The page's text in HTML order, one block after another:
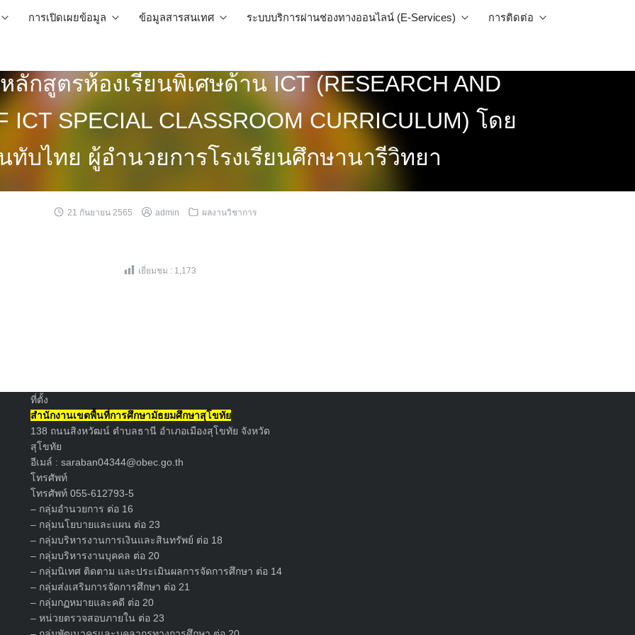
การเปิดเผยข้อมูล ข้อมูลสารสนเทศ ระบบบริการผ่านช่องทางออนไลน์ (E-Services) การติดต่อ
กสูตรห้องเรียนพิเศษด้าน ICT (RESEARCH AND
ICT SPECIAL CLASSROOM CURRICULUM) โดย
บไทย ผู้อำนวยการโรงเรียนศึกษานารีวิทยา
21 กันยายน 2565 admin ผลงานวิชาการ
เยี่ยมชม : 1,173
ที่ตั้ง
สำนักงานเขตพื้นที่การศึกษามัธยมศึกษาสุโขทัย
138 ถนนสิงหวัฒน์ ตำบลธานี อำเภอเมืองสุโขทัย จังหวัด
สุโขทัย
อีเมล์ : saraban04344@obec.go.th
โทรศัพท์
โทรศัพท์ 055-612793-5
– กลุ่มอำนวยการ ต่อ 16
– กลุ่มนโยบายและแผน ต่อ 23
– กลุ่มบริหารงานการเงินและสินทรัพย์ ต่อ 18
– กลุ่มบริหารงานบุคคล ต่อ 20
– กลุ่มนิเทศ ติดตาม และประเมินผลการจัดการศึกษา ต่อ 14
– กลุ่มส่งเสริมการจัดการศึกษา ต่อ 21
– กลุ่มกฏหมายและคดี ต่อ 20
– หน่วยตรวจสอบภายใน ต่อ 23